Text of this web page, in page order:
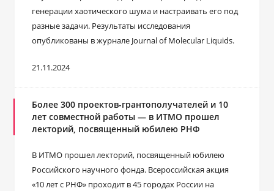
генерации хаотического шума и настраивать его под
разные задачи. Результаты исследования
опубликованы в журнале Journal of Molecular Liquids.
21.11.2024
Более 300 проектов-грантополучателей и 10
лет совместной работы — в ИТМО прошел
лекторий, посвященный юбилею РНФ
В ИТМО прошел лекторий, посвященный юбилею
Российского научного фонда. Всероссийская акция
«10 лет с РНФ» проходит в 45 городах России на